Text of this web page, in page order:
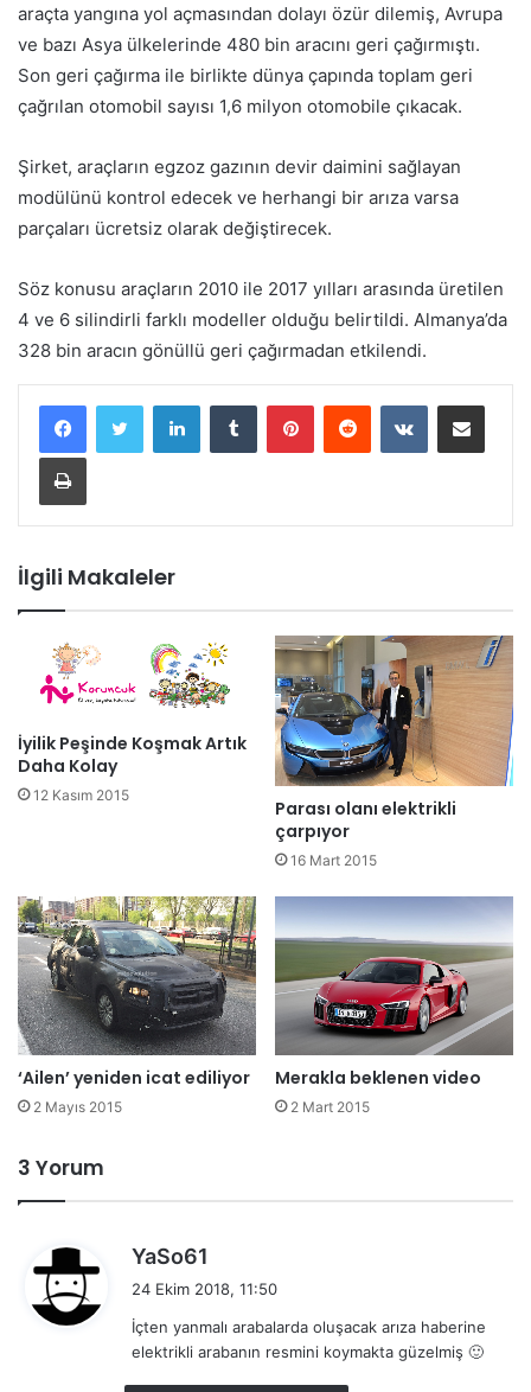
araçta yangına yol açmasından dolayı özür dilemiş, Avrupa
ve bazı Asya ülkelerinde 480 bin aracını geri çağırmıştı.
Son geri çağırma ile birlikte dünya çapında toplam geri
çağrılan otomobil sayısı 1,6 milyon otomobile çıkacak.
Şirket, araçların egzoz gazının devir daimini sağlayan
modülünü kontrol edecek ve herhangi bir arıza varsa
parçaları ücretsiz olarak değiştirecek.
Söz konusu araçların 2010 ile 2017 yılları arasında üretilen
4 ve 6 silindirli farklı modeller olduğu belirtildi. Almanya’da
328 bin aracın gönüllü geri çağırmadan etkilendi.
İlgili Makaleler
İyilik Peşinde Koşmak Artık
Daha Kolay
12 Kasım 2015
Parası olanı elektrikli
çarpıyor
16 Mart 2015
‘Ailen’ yeniden icat ediliyor
2 Mayıs 2015
Merakla beklenen video
2 Mart 2015
3 Yorum
YaSo61
e
i
k
i
24 Ekim 2018, 11:50
İçten yanmalı arabalarda oluşacak arıza haberine
elektrikli arabanın resmini koymakta güzelmiş 🙂